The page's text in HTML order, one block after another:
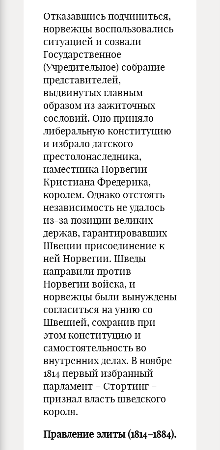
Отказавшись подчиниться,
норвежцы воспользовались
ситуацией и созвали
Государственное
(Учредительное) собрание
представителей,
выдвинутых главным
образом из зажиточных
сословий. Оно приняло
либеральную конституцию
и избрало датского
престолонаследника,
наместника Норвегии
Кристиана Фредерика,
королем. Однако отстоять
независимость не удалось
из-за позиции великих
держав, гарантировавших
Швеции присоединение к
ней Норвегии. Шведы
направили против
Норвегии войска, и
норвежцы были вынуждены
согласиться на унию со
Швецией, сохранив при
этом конституцию и
самостоятельность во
внутренних делах. В ноябре
1814 первый избранный
парламент – Стортинг –
признал власть шведского
короля.
Правление элиты (1814–1884).